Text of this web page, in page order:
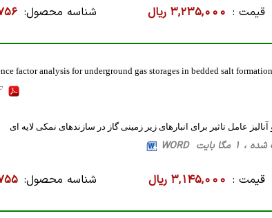
قیمت : 3,235,000 ریال شناسه محصول:
factor analysis for underground gas storages in bedded salt
عامل تاثیر برای انبارهای زیر زمینی گاز در سازندهای نمکی لایه ای
قیمت : 3,145,000 ریال شناسه محصول: